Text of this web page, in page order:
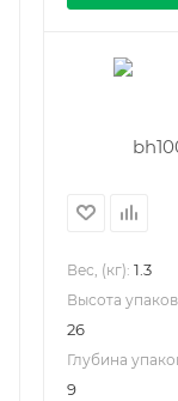
Вес, (кг): 1.3
Высота
26
Глубина
9